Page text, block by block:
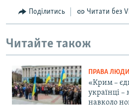
Поділитись Читати без
Читайте також
ПРАВА
«Крим –
українці –
навколо